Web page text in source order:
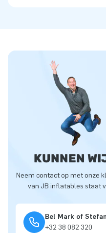
KUNNEN
Neem contact op met onze
van JB inflatables staat
Bel Mark of Stefan
+32 38 082 320